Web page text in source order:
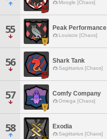
Moogle [Chaos]
55 Peak Performance
Louisoix [Chaos]
56 Shark Tank
Sagittarius [Chaos]
57 Comfy Company
Omega [Chaos]
58 Exodia
Sagittarius [Chaos]